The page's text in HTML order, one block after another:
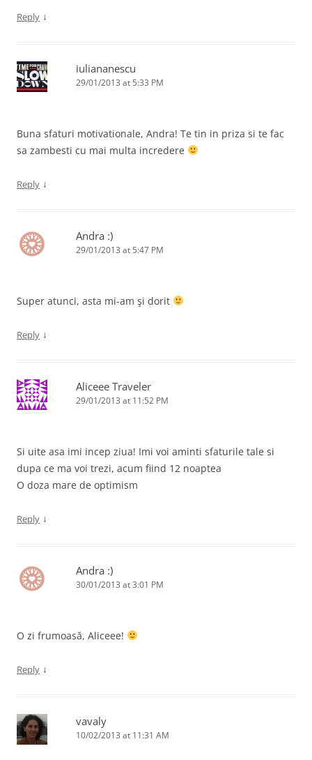
Reply ↓
iuliananescu
29/01/2013 at 5:33 PM
Buna sfaturi motivationale, Andra! Te tin in priza si te fac
sa zambesti cu mai multa incredere
Reply ↓
Andra :)
29/01/2013 at 5:47 PM
Super atunci, asta mi-am şi dorit
Reply ↓
Aliceee Traveler
29/01/2013 at 11:52 PM
Si uite asa imi incep ziua! Imi voi aminti sfaturile tale si
dupa ce ma voi trezi, acum fiind 12 noaptea
O doza mare de optimism
Reply ↓
Andra :)
30/01/2013 at 3:01 PM
O zi frumoasă, Aliceee!
Reply ↓
vavaly
10/02/2013 at 11:31 AM